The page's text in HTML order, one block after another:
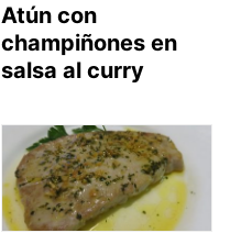
Atún con
champiñones en
salsa al curry